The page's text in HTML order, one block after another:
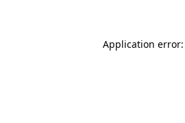
Application